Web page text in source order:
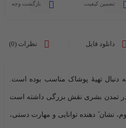
تضمین کیفیت بازگشت وجه
دانلود فایل نظرات (0)
دنبال تهیۀ پوشاک مناسب بوده است.
تمدن بشری نقش بزرگی داشته است
نشان دهنده توانایی و مهارت دستی،